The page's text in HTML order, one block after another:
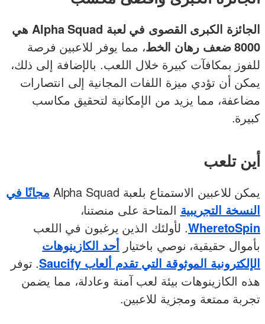
الجائزة الكبرى القصوى في لعبة Alpha Squad هي
8000 ضعف رهان الخط
، مما يوفر للاعبين فرصة
للفوز بمكافآت كبيرة خلال اللعب. بالإضافة إلى ذلك،
يمكن أن تؤدي ميزة اللفات المجانية إلى انتصارات
مضاعفة، مما يزيد من الإمكانية لتحقيق مكاسب
كبيرة.
أين تلعب
يمكن للاعبين الاستمتاع بلعبة Alpha Squad
مجانًا في
النسخة التجريبية المتاحة على منصتنا،
WheretoSpin. لأولئك الذين يرغبون في اللعب
بأموال حقيقية، نوصي باختيارأحد الكازينوهات
الإلكترونية الموثوقة التي تقدم ألعاب Saucify
. توفر
هذه الكازينوهات بيئة لعب آمنة وعادلة، مما يضمن
تجربة ممتعة ومجزية للاعبين.